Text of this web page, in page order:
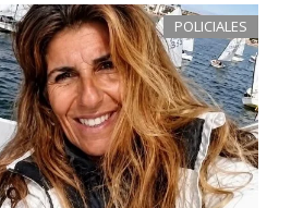
POLICIALES